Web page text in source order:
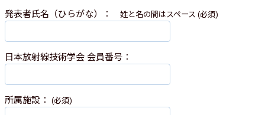
発表者氏名（ひらがな）： 姓と名の間はスペース (必須)
日本放射線技術学会 会員番号：
所属施設： (必須)